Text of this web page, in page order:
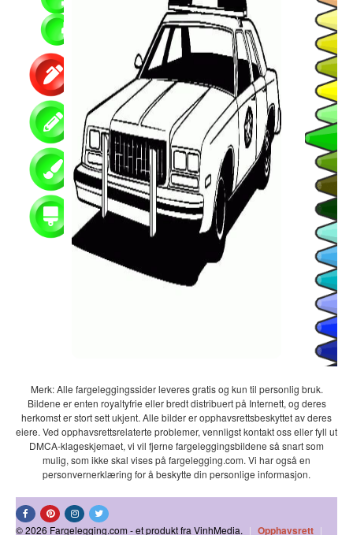
Merk: Alle fargeleggingssider leveres gratis og kun til personlig bruk.
Bildene er enten royaltyfrie eller bredt distribuert på Internett, og deres
herkomst er stort sett ukjent. Alle bilder er opphavsrettsbeskyttet av deres
eiere. Ved opphavsrettsrelaterte problemer, vennligst kontakt oss eller fyll ut
DMCA-klageskjemaet, vi vil fjerne fargeleggingsbildene så snart som
mulig, som ikke skal vises på fargelegging.com. Vi har også en
personvernerklæring for å beskytte din personlige informasjon.
© 2026 Fargelegging.com - et produkt fra VinhMedia. | Opphavsrett |